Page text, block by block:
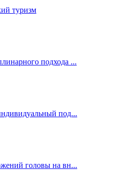
туризм
подхода ...
под...
головы на вн...